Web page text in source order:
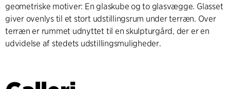
geometriske motiver: En glaskube og to glasvægge. Glasset
giver ovenlys til et stort udstillingsrum under terræn. Over
terræn er rummet udnyttet til en skulpturgård, der er en
udvidelse af stedets udstillingsmuligheder.